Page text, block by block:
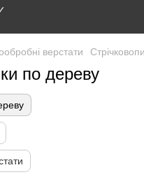
верстати
по дереву